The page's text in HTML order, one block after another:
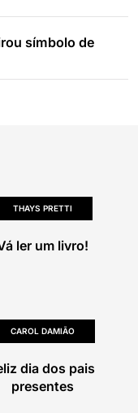
símbolo de
THAYS PRETTI
ler um livro!
CAROL DAMIÃO
dia dos pais
presentes